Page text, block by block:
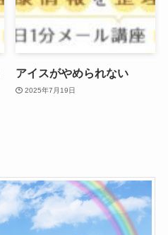
アイスがやめられない
2025年7月19日